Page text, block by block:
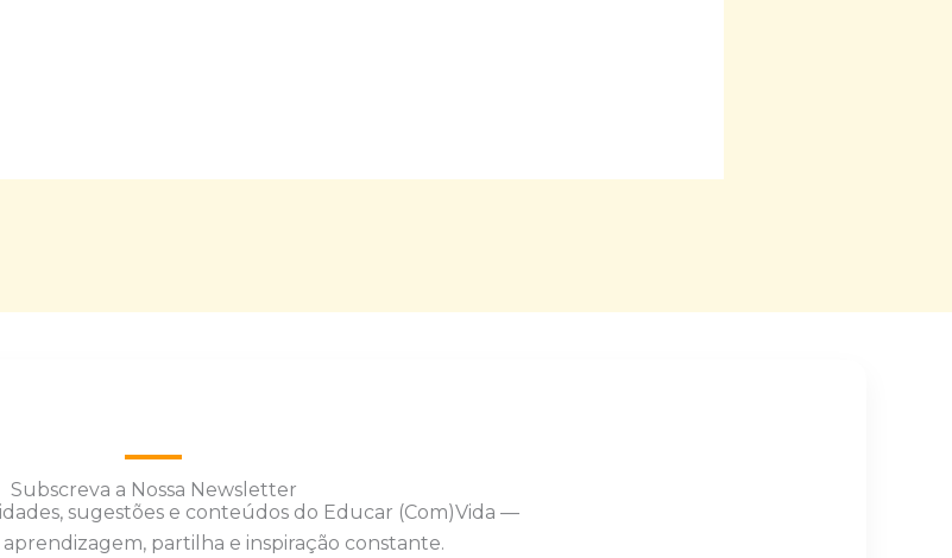
Subscreva a Nossa Newsletter
sugestões e conteúdos do Educar (Com)Vida —
partilha e inspiração constante.